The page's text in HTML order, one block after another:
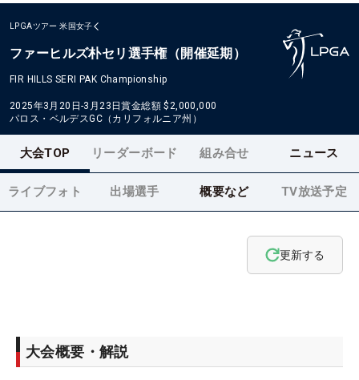
LPGAツアー 米国女子
ファーヒルズ朴セリ選手権（開催延期）
FIR HILLS SERI PAK Championship
2025年3月20日-3月23日賞金総額 $2,000,000
パロス・ベルデスGC（カリフォルニア州）
大会TOP リーダーボード 組み合せ ニュース
ライブフォト 出場選手 概要など TV放送予定
更新する
大会概要・解説